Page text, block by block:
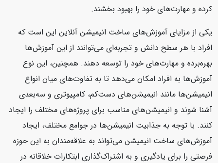
کرده و مهارت‌های خود را بهبود بخشند.
یکی از مزایای آموزش‌های ساخت انیمیشن آنلاین این است که
افراد با هر سطح دانش و تجربه‌ای می‌توانند از این آموزش‌ها
بهره‌برده و مهارت‌های خود را توسعه دهند. همچنین، این نوع
آموزش‌ها به افراد امکان می‌دهد تا به تفاوت‌های میان انواع
انیمیشن‌ها مانند انیمیشن‌های دست‌کم، کامپیوتری و سه‌بعدی
آشنا شوند و انیمیشن‌های مناسب برای پروژه‌های مختلف را ایجاد
کنند. با توجه به جذابیت انیمیشن‌ها در جوامع مختلف، ایجاد
آموزش‌های ساخت انیمیشن می‌تواند به علاقه‌مندان به این حوزه
فرصتی را برای یادگیری و به اشتراک‌گذاری ابتکارات خلاقانه در